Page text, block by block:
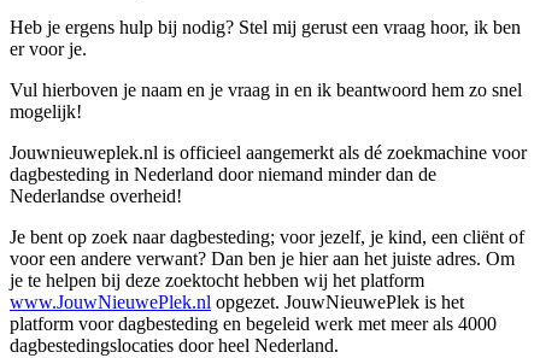
Heb je ergens hulp bij nodig? Stel mij gerust een vraag hoor, ik ben
er voor je.
Vul hierboven je naam en je vraag in en ik beantwoord hem zo snel
mogelijk!
Jouwnieuweplek.nl is officieel aangemerkt als dé zoekmachine voor
dagbesteding in Nederland door niemand minder dan de
Nederlandse overheid!
Je bent op zoek naar dagbesteding; voor jezelf, je kind, een cliënt of
voor een andere verwant? Dan ben je hier aan het juiste adres. Om
je te helpen bij deze zoektocht hebben wij het platform
www.JouwNieuwePlek.nl opgezet. JouwNieuwePlek is het
platform voor dagbesteding en begeleid werk met meer als 4000
dagbestedingslocaties door heel Nederland.